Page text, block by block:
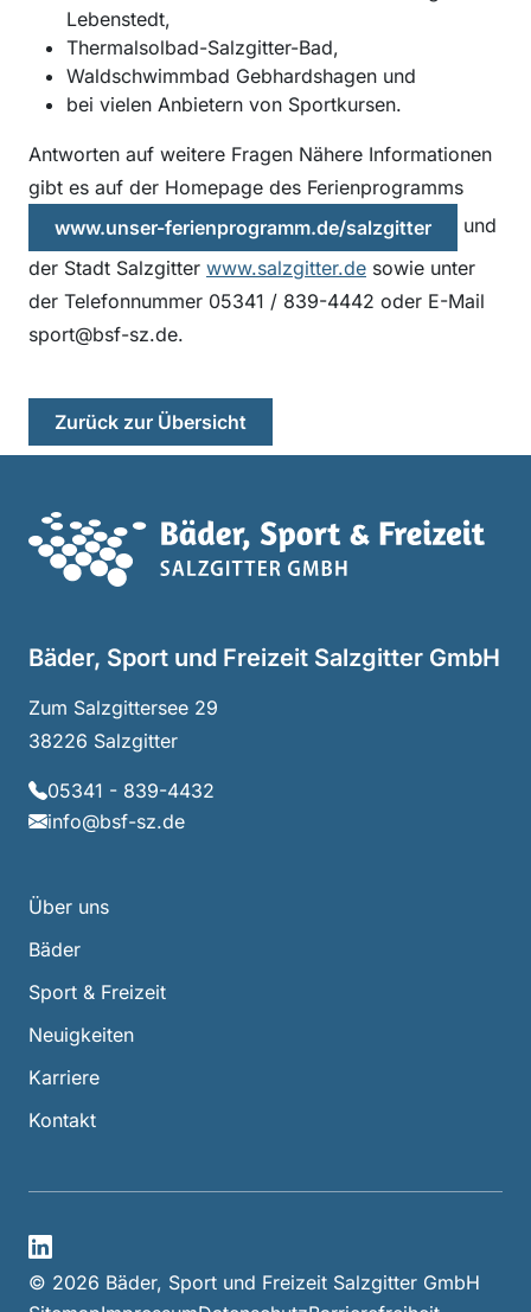
Lebenstedt,
Thermalsolbad-Salzgitter-Bad,
Waldschwimmbad Gebhardshagen und
bei vielen Anbietern von Sportkursen.
Antworten auf weitere Fragen Nähere Informationen
gibt es auf der Homepage des Ferienprogramms
www.unser-ferienprogramm.de/salzgitter
und
der Stadt Salzgitter www.salzgitter.de sowie unter
der Telefonnummer 05341 / 839-4442 oder E-Mail
sport@bsf-sz.de.
Zurück zur Übersicht
Bäder, Sport und Freizeit Salzgitter GmbH
Zum Salzgittersee 29
38226 Salzgitter
05341 - 839-4432
info@bsf-sz.de
Über uns
Bäder
Sport & Freizeit
Neuigkeiten
Karriere
Kontakt
© 2026 Bäder, Sport und Freizeit Salzgitter GmbH